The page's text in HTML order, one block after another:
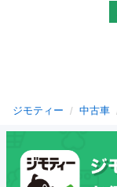
ジモティー 中古車